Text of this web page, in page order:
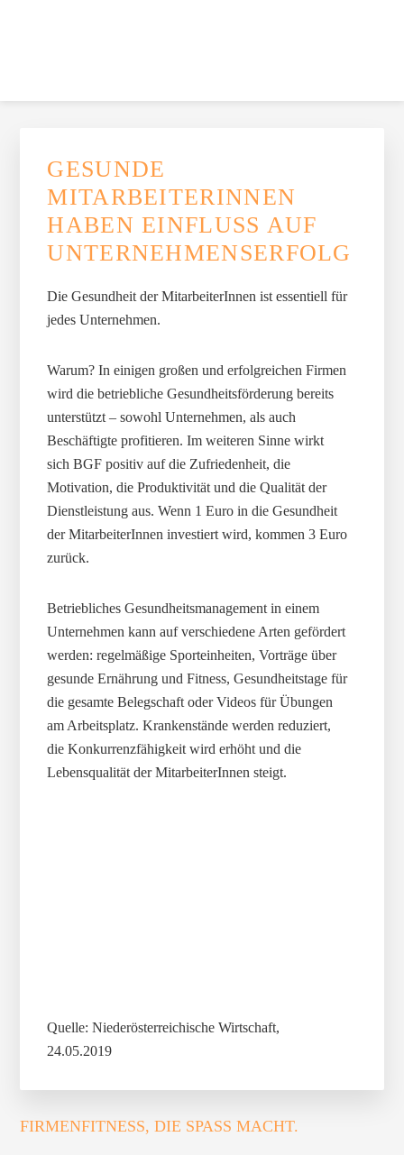
FITNESSGOESOFFICE
Firmenfitness, die Spaß macht und funktioniert.
GESUNDE
MITARBEITERINNEN
HABEN EINFLUSS AUF
UNTERNEHMENSERFOLG
Die Gesundheit der MitarbeiterInnen ist essentiell für
jedes Unternehmen.
Warum? In einigen großen und erfolgreichen Firmen
wird die betriebliche Gesundheitsförderung bereits
unterstützt – sowohl Unternehmen, als auch
Beschäftigte profitieren. Im weiteren Sinne wirkt
sich BGF positiv auf die Zufriedenheit, die
Motivation, die Produktivität und die Qualität der
Dienstleistung aus. Wenn 1 Euro in die Gesundheit
der MitarbeiterInnen investiert wird, kommen 3 Euro
zurück.
Betriebliches Gesundheitsmanagement in einem
Unternehmen kann auf verschiedene Arten gefördert
werden: regelmäßige Sporteinheiten, Vorträge über
gesunde Ernährung und Fitness, Gesundheitstage für
die gesamte Belegschaft oder Videos für Übungen
am Arbeitsplatz. Krankenstände werden reduziert,
die Konkurrenzfähigkeit wird erhöht und die
Lebensqualität der MitarbeiterInnen steigt.
Quelle: Niederösterreichische Wirtschaft,
24.05.2019
SIDEBAR
FIRMENFITNESS, DIE SPASS MACHT.